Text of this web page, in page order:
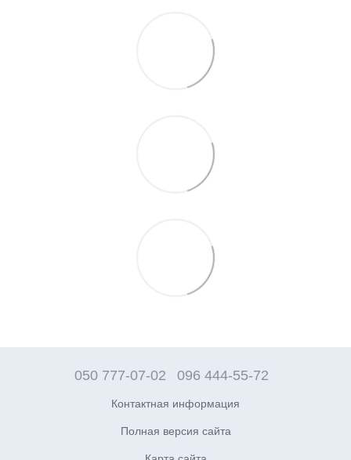
050 777-07-02 096 444-55-72
Контактная информация
Полная версия сайта